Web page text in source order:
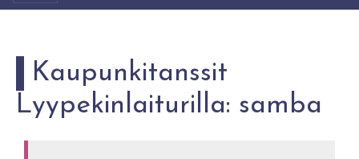
Kaupunkitanssit
Lyypekinlaiturilla: samba